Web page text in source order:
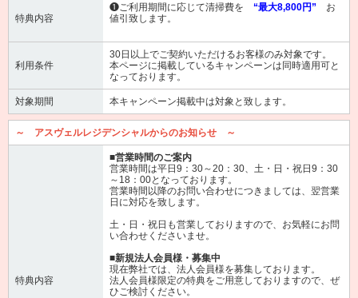
特典内容
❶ご利用期間に応じて清掃費を “最大8,800円” お
値引致します。
利用条件
30日以上でご契約いただけるお客様のみ対象です。
本ページに掲載しているキャンペーンは同時適用可と
なっております。
対象期間 本キャンペーン掲載中は対象と致します。
～ アスヴェルレジデンシャルからのお知らせ ～
特典内容
■営業時間のご案内
営業時間は平日9：30～20：30、土・日・祝日9：30
～18：00となっております。
営業時間以降のお問い合わせにつきましては、翌営業
日に対応を致します。
土・日・祝日も営業しておりますので、お気軽にお問
い合わせくださいませ。
■新規法人会員様・募集中
現在弊社では、法人会員様を募集しております。
法人会員様限定の特典をご用意しておりますので、ぜ
ひご検討ください。